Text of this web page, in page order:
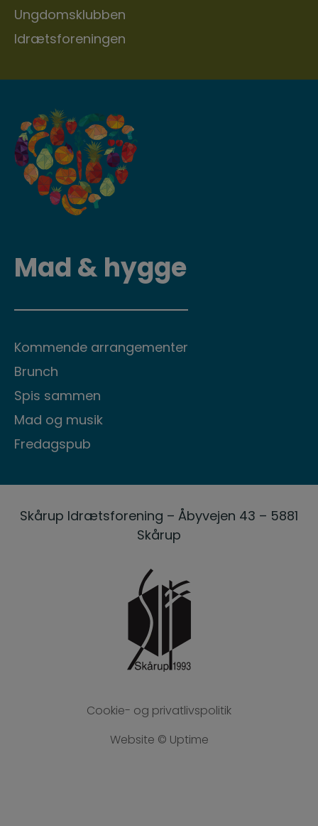
Ungdomsklubben
Idrætsforeningen
Mad & hygge
Kommende arrangementer
Brunch
Spis sammen
Mad og musik
Fredagspub
Skårup Idrætsforening – Åbyvejen 43 – 5881
Skårup
Cookie- og privatlivspolitik
Website © Uptime